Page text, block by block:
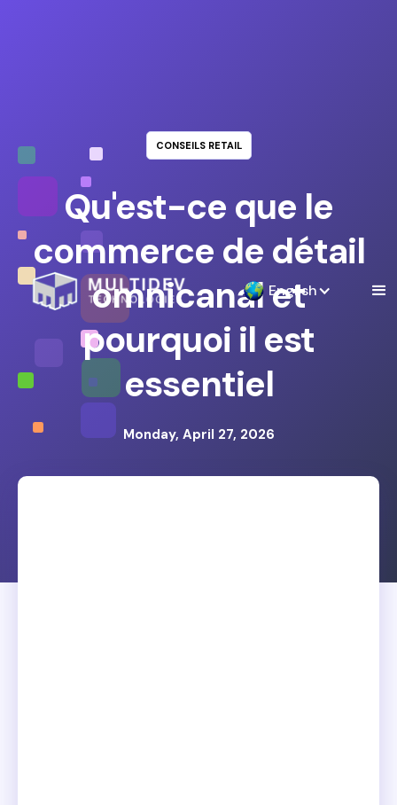
English
CONSEILS RETAIL
Qu'est-ce que le
commerce de détail
omnicanal et
pourquoi il est
essentiel
Monday, April 27, 2026